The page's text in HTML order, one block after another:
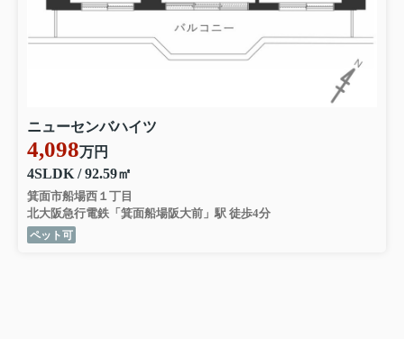
ニューセンバハイツ
4,098万円
4SLDK / 92.59㎡
箕面市船場西１丁目
北大阪急行電鉄「箕面船場阪大前」駅 徒歩4分
ペット可